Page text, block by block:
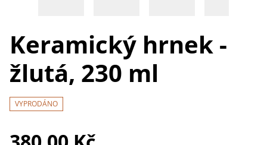
Keramický hrnek -
žlutá, 230 ml
VYPRODÁNO